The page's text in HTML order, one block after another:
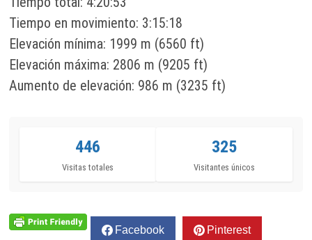
Tiempo en movimiento: 3:15:18
Elevación mínima: 1999 m (6560 ft)
Elevación máxima: 2806 m (9205 ft)
Aumento de elevación: 986 m (3235 ft)
446
Visitas totales
325
Visitantes únicos
Facebook Pinterest